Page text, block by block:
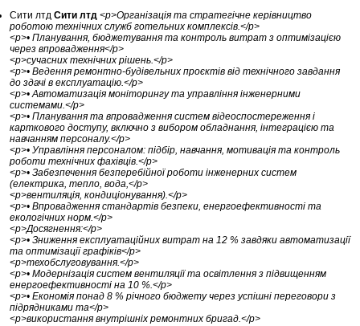
Сити лтд Сити лтд <p>Організація та стратегічне керівництво
роботою технічних служб готельних комплексів.</p>
<p>• Планування, бюджетування та контроль витрат з оптимізацією
через впровадження</p>
<p>сучасних технічних рішень.</p>
<p>• Ведення ремонтно-будівельних проєктів від технічного завдання
до здачі в експлуатацію.</p>
<p>• Автоматизація моніторингу та управління інженерними
системами.</p>
<p>• Планування та впровадження систем відеоспостереження і
карткового доступу, включно з вибором обладнання, інтеграцією та
навчанням персоналу.</p>
<p>• Управління персоналом: підбір, навчання, мотивація та контроль
роботи технічних фахівців.</p>
<p>• Забезпечення безперебійної роботи інженерних систем
(електрика, тепло, вода,</p>
<p>вентиляція, кондиціонування).</p>
<p>• Впровадження стандартів безпеки, енергоефективності та
екологічних норм.</p>
<p>Досягнення:</p>
<p>• Зниження експлуатаційних витрат на 12 % завдяки автоматизації
та оптимізації графіків</p>
<p>техобслуговування.</p>
<p>• Модернізація систем вентиляції та освітлення з підвищенням
енергоефективності на 10 %.</p>
<p>• Економія понад 8 % річного бюджету через успішні переговори з
підрядниками та</p>
<p>використання внутрішніх ремонтних бригад.</p>